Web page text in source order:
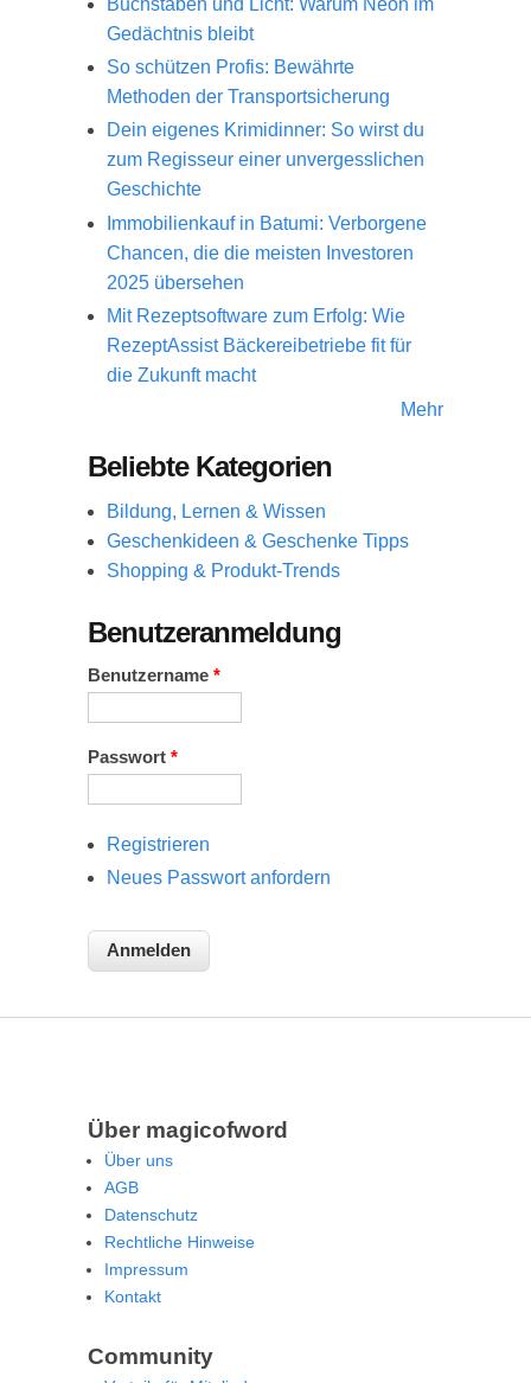
Buchstaben und Licht: Warum Neon im
Gedächtnis bleibt
So schützen Profis: Bewährte
Methoden der Transportsicherung
Dein eigenes Krimidinner: So wirst du
zum Regisseur einer unvergesslichen
Geschichte
Immobilienkauf in Batumi: Verborgene
Chancen, die die meisten Investoren
2025 übersehen
Mit Rezeptsoftware zum Erfolg: Wie
RezeptAssist Bäckereibetriebe fit für
die Zukunft macht
Mehr
Beliebte Kategorien
Bildung, Lernen & Wissen
Geschenkideen & Geschenke Tipps
Shopping & Produkt-Trends
Benutzeranmeldung
Benutzername *
Passwort *
Registrieren
Neues Passwort anfordern
Über magicofword
Über uns
AGB
Datenschutz
Rechtliche Hinweise
Impressum
Kontakt
Community